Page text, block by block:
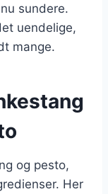
sundere.
uendelige,
mange.
og pesto,
Her